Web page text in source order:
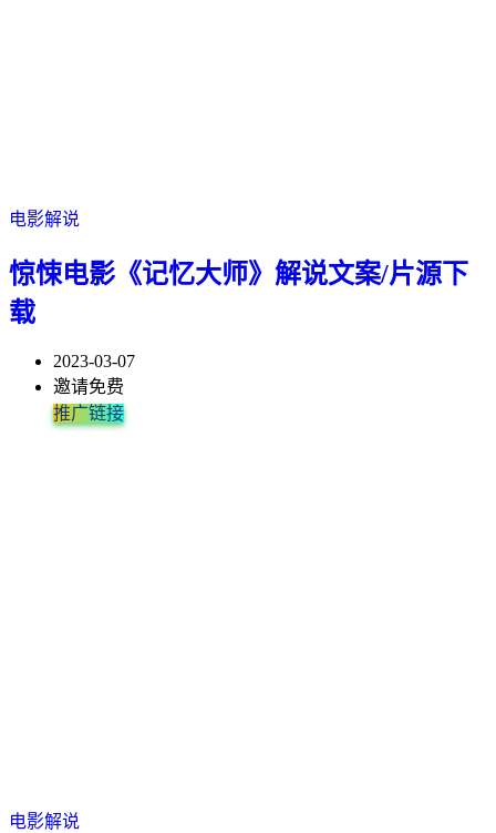
电影解说
惊悚电影《记忆大师》解说文案/片源下
载
2023-03-07
邀请免费
推广链接
电影解说